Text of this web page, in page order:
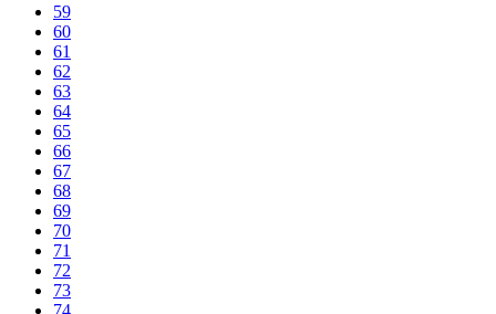
59
60
61
62
63
64
65
66
67
68
69
70
71
72
73
74